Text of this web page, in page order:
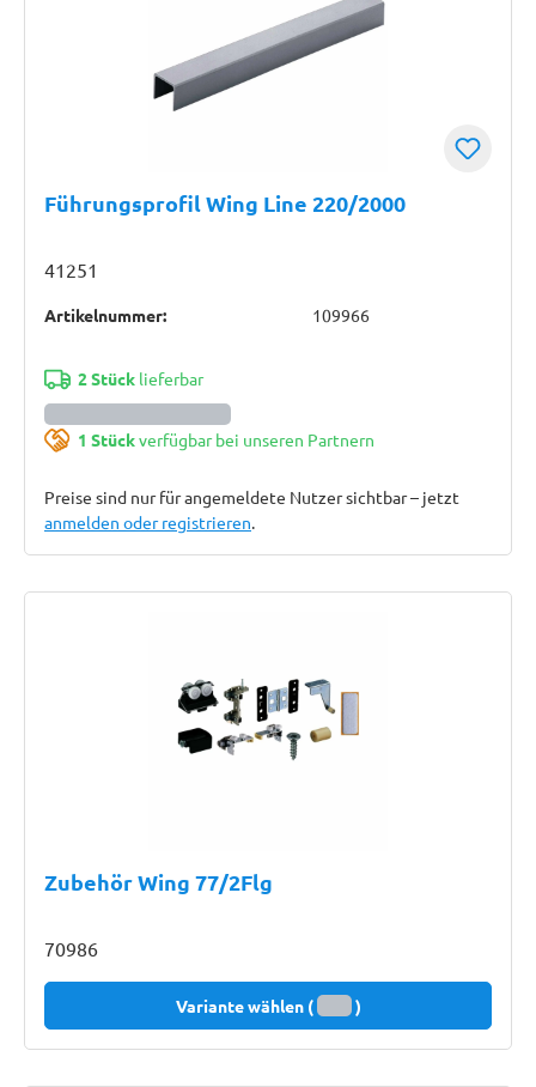
Führungsprofil Wing Line 220/2000
41251
Artikelnummer: 109966
2 Stücklieferbar
1 Stückverfügbar bei unseren Partnern
Preise sind nur für angemeldete Nutzer sichtbar – jetzt
anmelden oder registrieren.
Zubehör Wing 77/2Flg
70986
Variante wählen ( )